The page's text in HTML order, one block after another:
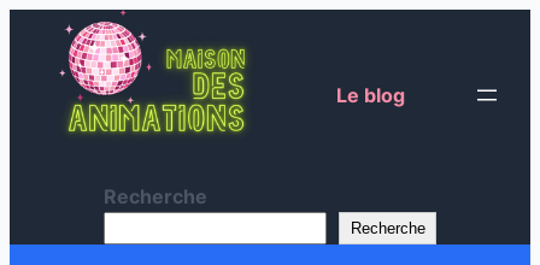
Le blog
Recherche
Recherche